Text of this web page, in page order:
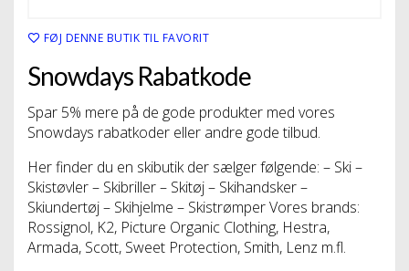
FØJ DENNE BUTIK TIL FAVORIT
Snowdays Rabatkode
Spar 5% mere på de gode produkter med vores
Snowdays rabatkoder eller andre gode tilbud.
Her finder du en skibutik der sælger følgende: – Ski –
Skistøvler – Skibriller – Skitøj – Skihandsker –
Skiundertøj – Skihjelme – Skistrømper Vores brands:
Rossignol, K2, Picture Organic Clothing, Hestra,
Armada, Scott, Sweet Protection, Smith, Lenz m.fl.